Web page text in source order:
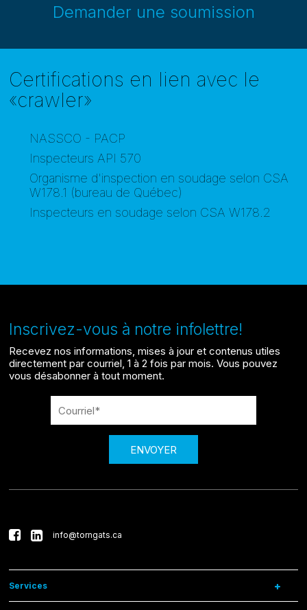
Demander une soumission
Certifications en lien avec le
«crawler»
NASSCO - PACP
Inspecteurs API 570
Organisme d'inspection en soudage selon CSA
W178.1 (bureau de Québec)
Inspecteurs en soudage selon CSA W178.2
Inscrivez-vous à notre infolettre!
Recevez nos informations, mises à jour et contenus utiles
directement par courriel, 1 à 2 fois par mois. Vous pouvez
vous désabonner à tout moment.
ENVOYER
info@torngats.ca
Services